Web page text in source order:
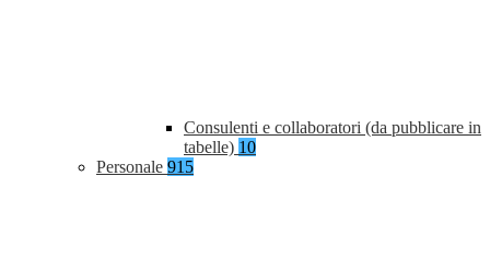
Consulenti e collaboratori (da pubblicare in
tabelle) 10
Personale 915